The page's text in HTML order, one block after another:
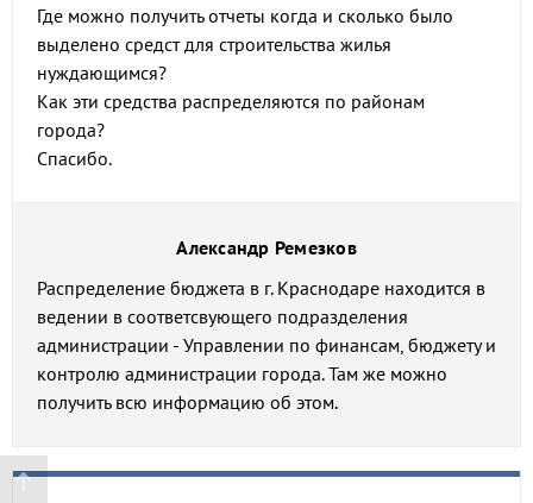
Где можно получить отчеты когда и сколько было
выделено средст для строительства жилья
нуждающимся?
Как эти средства распределяются по районам
города?
Спасибо.
Александр Ремезков
Распределение бюджета в г. Краснодаре находится в
ведении в соответсвующего подразделения
администрации - Управлении по финансам, бюджету и
контролю администрации города. Там же можно
получить всю информацию об этом.